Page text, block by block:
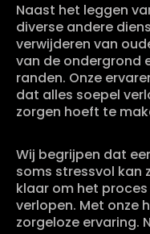
Naast het leggen
diverse andere
verwijderen van
van de ondergrond
randen. Onze
dat alles soepel
zorgen hoeft te
Wij begrijpen dat
soms stressvol kan
klaar om het
verlopen. Met onze
zorgeloze ervaring.